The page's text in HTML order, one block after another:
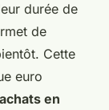
durée de
de
Cette
euro
achats en